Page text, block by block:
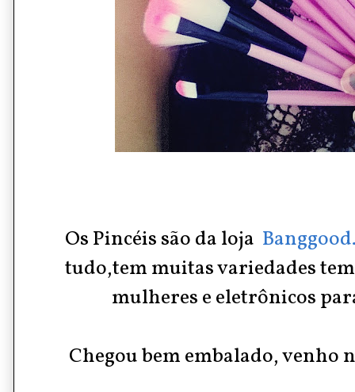
Os Pincéis são da loja
tudo,tem muitas variedades
mulheres e eletrônicos
Chegou bem embalado, venho